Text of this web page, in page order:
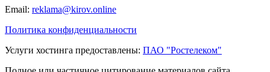
Email: reklama@kirov.online
Политика конфиденциальности
Услуги хостинга предоставлены: ПАО "Ростелеком"